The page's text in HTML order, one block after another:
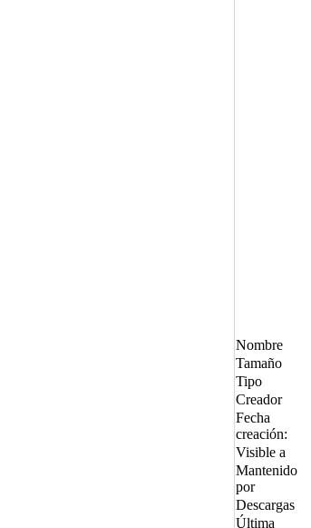
Nombre
Tamaño
Tipo
Creador
Fecha
creación:
Visible a
Mantenido
por
Descargas
Última